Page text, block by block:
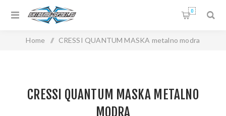
0
Home / CRESSI QUANTUM MASKA metalno modra
CRESSI QUANTUM MASKA METALNO
MODRA